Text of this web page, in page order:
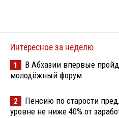
Интересное за неделю
1
В Абхазии впервые
молодёжный форум
2
Пенсию по старости
уровне не ниже 40% от